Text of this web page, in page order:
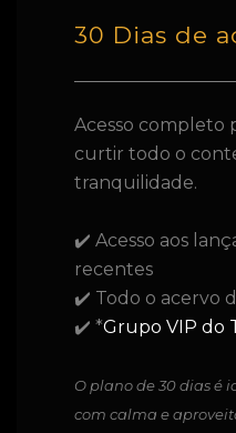
30 Dias de
Acesso completo
curtir todo o
tranquilidade.
✔️ Acesso aos
recentes
✔️ Todo o acervo
✔️ *Grupo VIP do
O plano de 30 dias é
com calma e